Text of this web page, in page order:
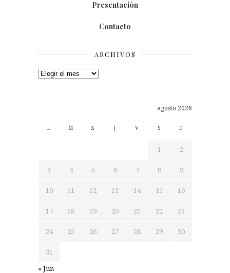
Presentación
Contacto
ARCHIVOS
Archivos
agosto 2026
L M X V S D
1 2
3 4 5 6 7 8 9
10 11 12 13 14 15 16
17 18 19 20 21 22 23
24 25 26 27 28 29 30
31
« Jun